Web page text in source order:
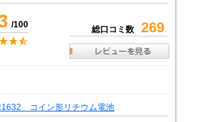
/100 総口コミ数 269
コイン形リチウム電池